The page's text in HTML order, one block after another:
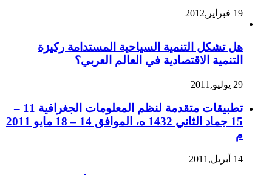
19 فبراير,2012
هل تشكل التنمية السياحية المستدامة ركيزة
التنمية الاقتصادية في العالم العربي؟
29 يوليو,2011
تطبيقات متقدمة لنظم المعلومات الجغرافية 11 –
15 جماد الثاني 1432 ه، الموافق 14 – 18 مايو 2011
م
14 أبريل,2011